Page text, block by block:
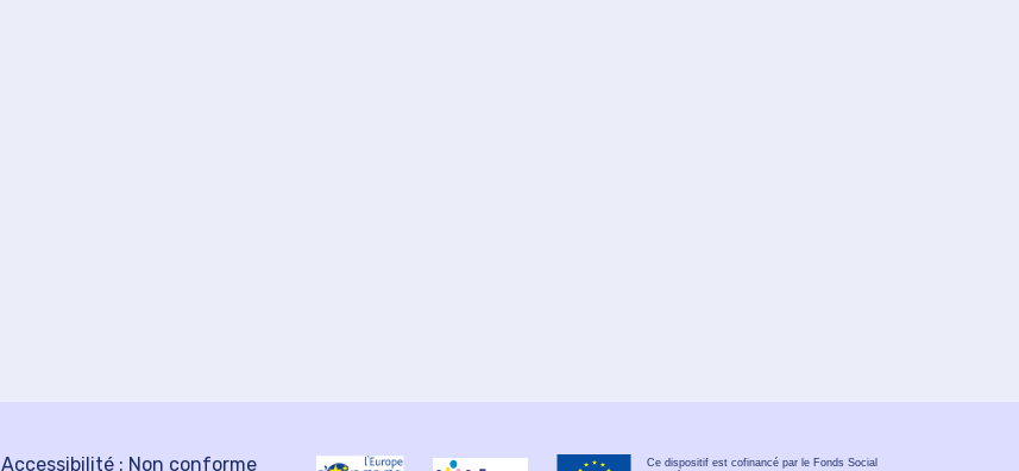
Accessibilité : Non conforme
Ce dispositif est cofinancé par le Fonds Social